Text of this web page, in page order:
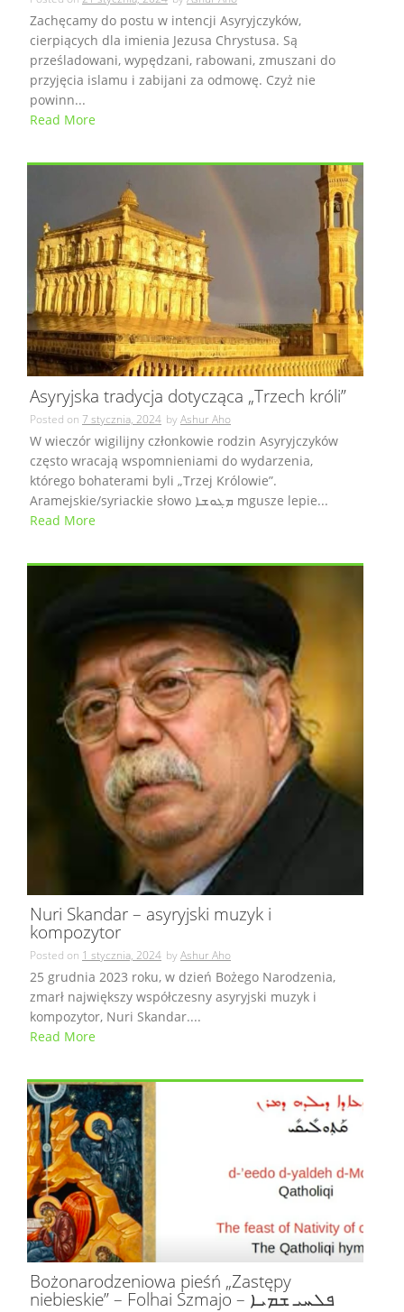
Zachęcamy do postu w intencji Asyryjczyków,
cierpiących dla imienia Jezusa Chrystusa. Są
prześladowani, wypędzani, rabowani, zmuszani do
przyjęcia islamu i zabijani za odmowę. Czyż nie
powinn...
Read More
Asyryjska tradycja dotycząca „Trzech króli”
Posted on 7 stycznia, 2024 byAshur Aho
W wieczór wigilijny członkowie rodzin Asyryjczyków
często wracają wspomnieniami do wydarzenia,
którego bohaterami byli „Trzej Królowie”.
Aramejskie/syriackie słowo ܡܓܘܫܐ mgusze lepie...
Read More
Nuri Skandar – asyryjski muzyk i
kompozytor
Posted on 1 stycznia, 2024 byAshur Aho
25 grudnia 2023 roku, w dzień Bożego Narodzenia,
zmarł największy współczesny asyryjski muzyk i
kompozytor, Nuri Skandar....
Read More
Bożonarodzeniowa pieśń „Zastępy
niebieskie” – Folhai Szmajo – ܦܠܚܝ ܫܡܝܐ